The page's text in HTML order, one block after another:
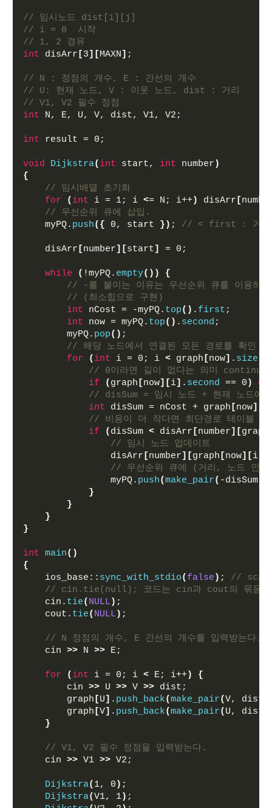
// 임시노드 dist[i][j]
// i = 0  시작
// 1, 2 경유
int disArr [3][MAXN] ;
// N : 정점의 개수, E : 간선의 개수
// U: 현재 노드, V : 이웃 노드, dist : 거리
// V1, V2 필수 정점
int N, E, U, V, dist, V1, V2;
int result = 0;
void Dijkstra( int start, int number )
{
// 임시배열 초기화
for
( int i = 1; i <= N; i++) disArr [
// 우선순위 큐에 삽입.
    myPQ.
push({ 0, start }) ; // < first : 거리 ,
    disArr
[number][start] = 0;
while ( !myPQ. empty())
{
// -를 붙이는 이유는 우선순위 큐를 이용하
// (최소힙으로 구현)
int nCost = -myPQ. top() . first ;
int now = myPQ. top() . second ;
        myPQ.
pop() ;
// 해당 노드에서 연결된 모든 경로를 확인
for
( int i = 0; i < graph [now] . size
// 0이라면 길이 없다는 의미 continue
if
( graph [now][i] . second == 0 )
// disSum = 임시 노드 + 현재 노드에
int disSum = nCost + graph [now][
// 비용이 더 작다면 최단경로 테이블
if
( disSum < disArr [number][graph
// 임시 노드 업데이트
                disArr
[number][graph [now][i
// 우선순위 큐에 (거리, 노드 인덱
                myPQ.
push(make_pair( -disSum,
}
}
}
}
int main()
{
    ios_base::
sync_with_stdio( false ) ; // scanf
// cin.tie(null); 코드는 cin과 cout의 묶음을
    cin.
tie( NULL ) ;
    cout.
tie( NULL ) ;
// N 정점의 개수, E 간선의 개수를 입력받는다.
    cin
>> N >> E;
for ( int i = 0; i < E; i++)
{
        cin
>> U >> V >> dist;
        graph
[U] . push_back(make_pair(V, dist
        graph
[V] . push_back(make_pair( U, dist
}
// V1, V2 필수 정점을 입력받는다.
    cin
>> V1 >> V2;
Dijkstra( 1, 0 ) ;
Dijkstra(V1, 1) ;